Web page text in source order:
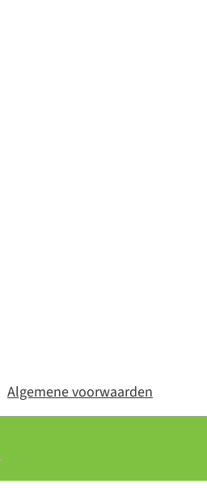
Algemene voorwaarden